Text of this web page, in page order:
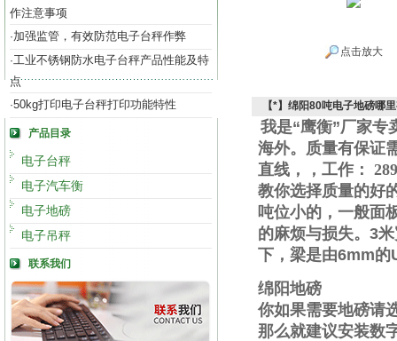
作注意事项
·加强监管，有效防范电子台秤作弊
·工业不锈钢防水电子台秤产品性能及特
点
·50kg打印电子台秤打印功能特性
产品目录
电子台秤
电子汽车衡
电子地磅
电子吊秤
联系我们
点击放大
【*】绵阳80吨电子地磅哪
我是“鹰衡”厂家专
海外。质量有保证
直线 ， ，工作 ：
教你选择质量的好
吨位小的，一般面
的麻烦与损失。 3
下，梁是由6mm的
绵阳地磅
你如果需要地磅请
那么就建议安装数